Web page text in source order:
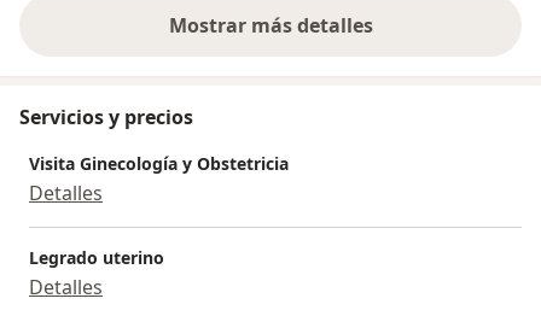
Mostrar más detalles
sobre la experiencia
Servicios y precios
Visita Ginecología y Obstetricia
Detalles
Legrado uterino
Detalles